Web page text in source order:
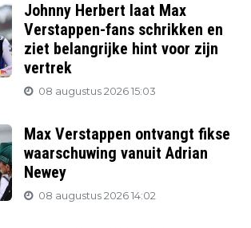
Johnny Herbert laat Max
Verstappen-fans schrikken en
ziet belangrijke hint voor zijn
vertrek
08 augustus 2026 15:03
Max Verstappen ontvangt fikse
waarschuwing vanuit Adrian
Newey
08 augustus 2026 14:02